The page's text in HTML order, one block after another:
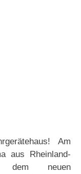
Am
aus Rheinland-
neuen